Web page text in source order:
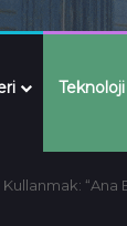
“Ana